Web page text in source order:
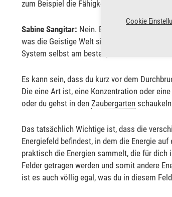
zum Beispiel die Fähigkeiten ausdehnen will.
Sabine Sangitar: Nein. Es ist nur dann
was die Geistige Welt sieht, was in diesen
System selbst am besten, was zu tun ist.
Es kann sein, dass du kurz vor dem
Die eine Art ist, eine Konzentration oder
oder du gehst in den Zaubergarten
Das tatsächlich Wichtige ist, dass die
Energiefeld befindest, in dem die Energie
praktisch die Energien sammelt, die für
Felder getragen werden und somit andere
ist es auch völlig egal, was du in diesem
Cookie